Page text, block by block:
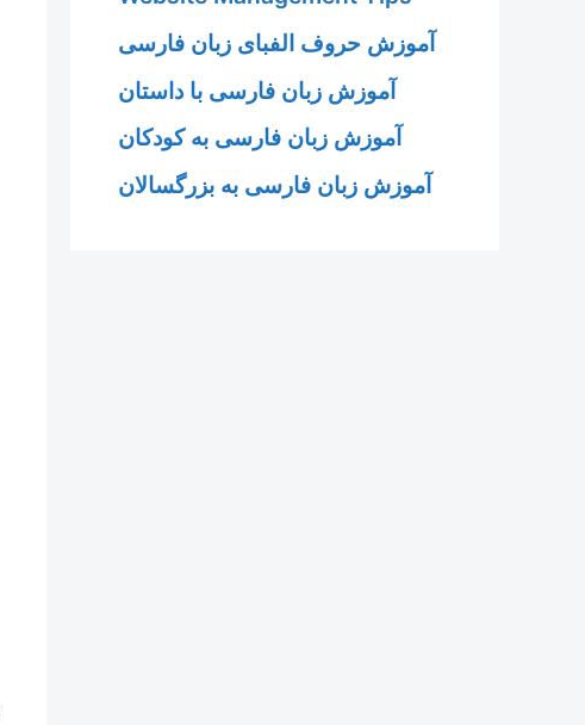
آموزش حروف الفبای زبان فارسی
آموزش زبان فارسی با داستان
آموزش زبان فارسی به کودکان
آموزش زبان فارسی به بزرگسالان